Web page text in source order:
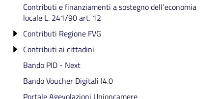
CONTRIBUTI A REALTÀ SOCIO-ECONOMICHE -
INTERVENTI PER LA PROMOZIONE
DELL'ECONOMIA DELLA PROVINCIA 2025
CONTRIBUTI A REALTÀ SOCIO-ECONOMICHE -
INTERVENTI PER LA REALIZZAZIONE DI
INFRASTRUTTURE PUBBLICHE 2025
CONTRIBUTI PER INIZIATIVE REALIZZATE DAI
PRINCIPALI COMUNI TURISTICI 2025
Contributi e finanziamenti a sostegno dell‘economia
locale L. 241/90 art. 12
Contributi Regione FVG
Contributi a sostegno delle spese per impianti di
allarme e videosorveglianza - Anno 2026
Contributi a sostegno di imprese e start-up giovanili
(LR 3/2021) - Domande 2026
Contributi ai cittadini
Contributi per l'acquisto e l'installazione di
generatori e pompe di calore
Agevolazioni Regionali Carburanti
Bando PID - Next
Bando Voucher Digitali I4.0
Portale Agevolazioni Unioncamere